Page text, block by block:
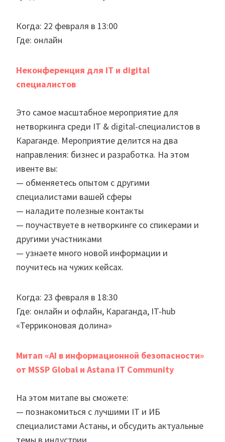
Когда: 22 февраля в 13:00
Где: онлайн
Неконференция для IT и digital
специалистов
Это самое масштабное мероприятие для
нетворкинга среди IT & digital-специалистов в
Караганде. Мероприятие делится на два
направления: бизнес и разработка. На этом
ивенте вы:
— обменяетесь опытом с другими
специалистами вашей сферы
— наладите полезные контакты
— поучаствуете в нетворкинге со спикерами и
другими участниками
— узнаете много новой информации и
поучитесь на чужих кейсах.
Когда: 23 февраля в 18:30
Где: онлайн и офлайн, Караганда, IT-hub
«Терриконовая долина»
Митап «AI в информационной безопасности»
от MSSP Global и Astana IT Community
На этом митапе вы сможете:
— познакомиться с лучшими IT и ИБ
специалистами Астаны, и обсудить актуальные